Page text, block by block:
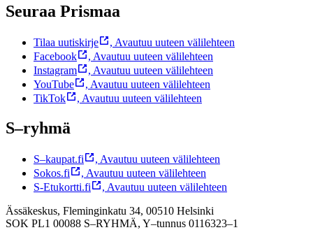
Seuraa Prismaa
Tilaa uutiskirje , Avautuu uuteen välilehteen
Facebook
, Avautuu uuteen välilehteen
Instagram
, Avautuu uuteen välilehteen
YouTube
, Avautuu uuteen välilehteen
TikTok
, Avautuu uuteen välilehteen
S–ryhmä
S–kaupat.fi , Avautuu uuteen välilehteen
Sokos.fi
, Avautuu uuteen välilehteen
S-Etukortti.fi
, Avautuu uuteen välilehteen
Ässäkeskus, Fleminginkatu 34, 00510 Helsinki
SOK PL1 00088 S–RYHMÄ, Y–tunnus 0116323–1